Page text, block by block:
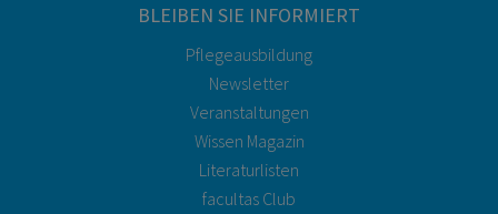
BLEIBEN SIE INFORMIERT
Pflegeausbildung
Newsletter
Veranstaltungen
Wissen Magazin
Literaturlisten
facultas Club